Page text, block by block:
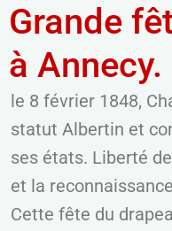
Grande
à Annecy.
le 8 février 1848,
statut Albertin et
ses états. Liberté
et la
Cette fête du